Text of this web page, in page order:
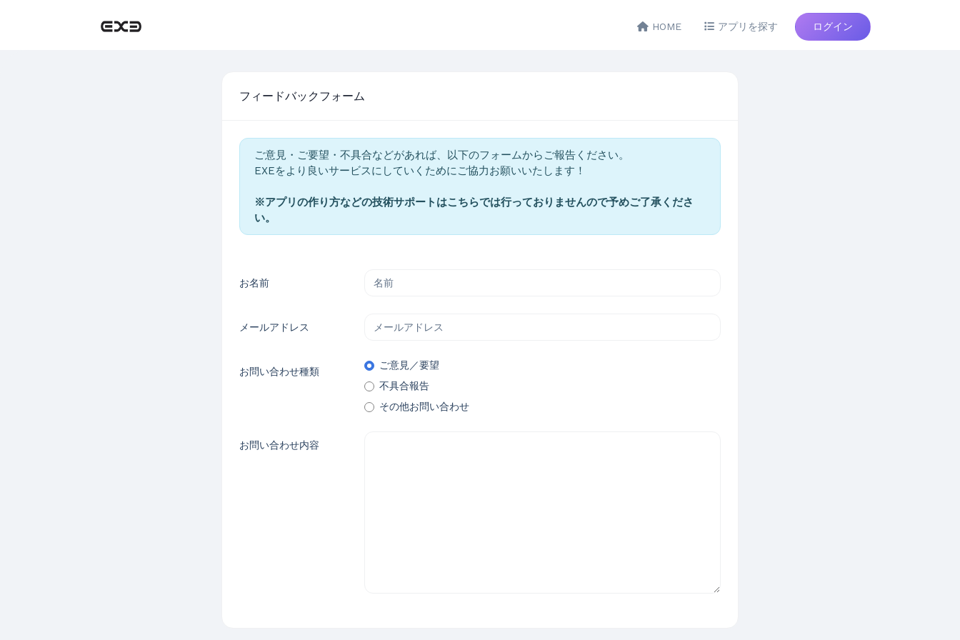
HOME アプリを探す ログイン
フィードバックフォーム
ご意見・ご要望・不具合などがあれば、以下のフォームからご報告ください。
EXEをより良いサービスにしていくためにご協力お願いいたします！
※アプリの作り方などの技術サポートはこちらでは行っておりませんので予めご了承くださ
い。
お名前
メールアドレス
お問い合わせ種類
ご意見／要望
不具合報告
その他お問い合わせ
お問い合わせ内容